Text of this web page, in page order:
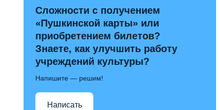
Сложности с получением
«Пушкинской карты» или
приобретением билетов?
Знаете, как улучшить работу
учреждений культуры?
Напишите — решим!
Написать